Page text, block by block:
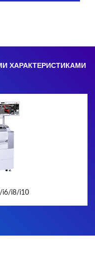
ХАРАКТЕРИСТИКАМИ
i6/i8/i10